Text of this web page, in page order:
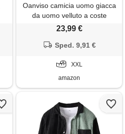
Oanviso camicia uomo giacca
da uomo velluto a coste
camicia con risvolto manica
pulsanti primavera splicing
contrastanti giacca leggera c
marrone xxl
23,99 €
Sped. 9,91 €
XXL
amazon